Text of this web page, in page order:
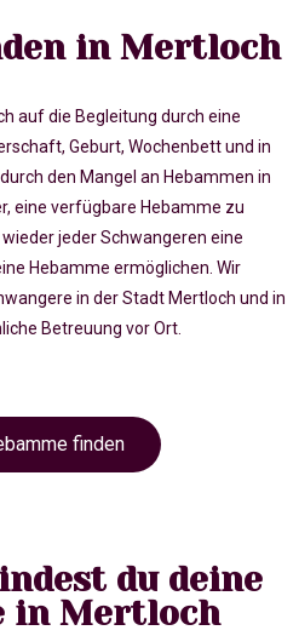
in Mertloch
auf die Begleitung durch eine
Geburt, Wochenbett und in
den Mangel an Hebammen in
eine verfügbare Hebamme zu
jeder Schwangeren eine
Hebamme ermöglichen. Wir
in der Stadt Mertloch und in
Betreuung vor Ort.
finden
du deine
in Mertloch